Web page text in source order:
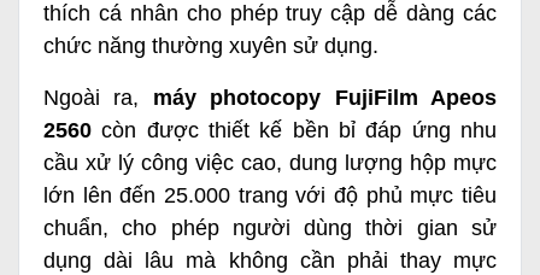
thích cá nhân cho phép truy cập dễ dàng các
chức năng thường xuyên sử dụng.
Ngoài ra, máy photocopy FujiFilm Apeos
2560 còn được thiết kế bền bỉ đáp ứng nhu
cầu xử lý công việc cao, dung lượng hộp mực
lớn lên đến 25.000 trang với độ phủ mực tiêu
chuẩn, cho phép người dùng thời gian sử
dụng dài lâu mà không cần phải thay mực